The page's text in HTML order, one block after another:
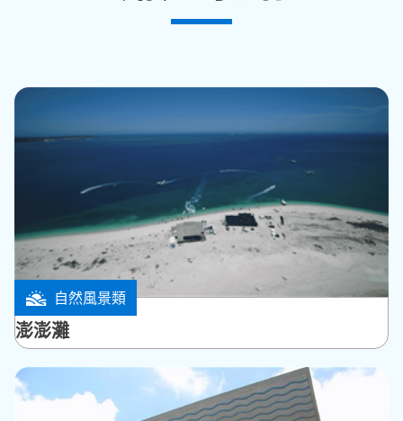
自然風景類
白沙鄉
澎澎灘